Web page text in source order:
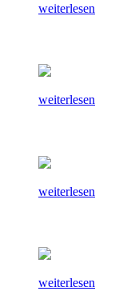
weiterlesen
weiterlesen
weiterlesen
weiterlesen